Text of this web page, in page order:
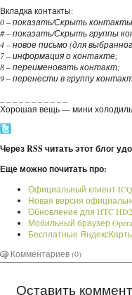
Вкладка контакты:
0 – показать/Скрыть
# – показать/Скрыть группы
4 – новое письмо (для
7 – информация о контакте;
8 – переименовать контакт;
9 – перенести в группу
Хорошая вещь — мини
Через RSS читать этот блог
Еще можно почитать про:
Официальный клиент
Новая версия
Обновление для HTC
Мобильный браузер
Бесплатные
Комментариев (0)
Оставить